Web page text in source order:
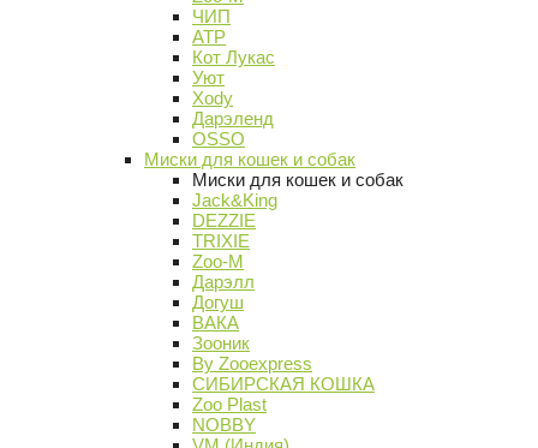
ЧИП
АТР
Кот Лукас
Уют
Xody
Дарэленд
OSSO
Миски для кошек и собак
Миски для кошек и собак
Jack&King
DEZZIE
TRIXIE
Zoo-M
Дарэлл
Догуш
ВАКА
Зооник
By Zooexpress
СИБИРСКАЯ КОШКА
Zoo Plast
NOBBY